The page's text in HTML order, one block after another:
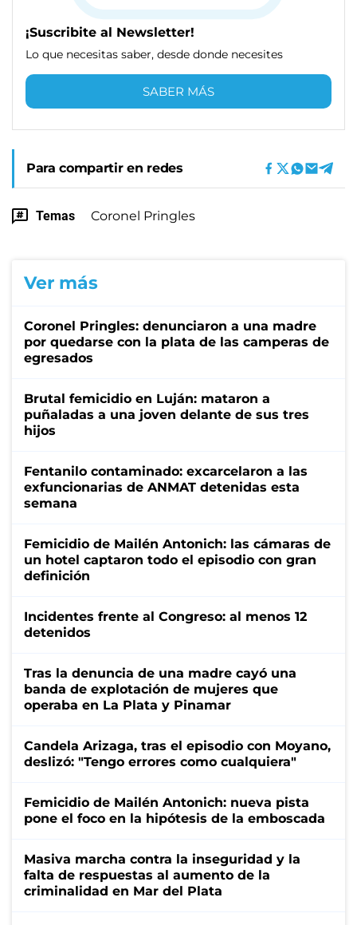
¡Suscribite al Newsletter!
Lo que necesitas saber, desde donde necesites
SABER MÁS
Para compartir en redes
Temas Coronel Pringles
Ver más
Coronel Pringles: denunciaron a una madre
por quedarse con la plata de las camperas de
egresados
Brutal femicidio en Luján: mataron a
puñaladas a una joven delante de sus tres
hijos
Fentanilo contaminado: excarcelaron a las
exfuncionarias de ANMAT detenidas esta
semana
Femicidio de Mailén Antonich: las cámaras de
un hotel captaron todo el episodio con gran
definición
Incidentes frente al Congreso: al menos 12
detenidos
Tras la denuncia de una madre cayó una
banda de explotación de mujeres que
operaba en La Plata y Pinamar
Candela Arizaga, tras el episodio con Moyano,
deslizó: "Tengo errores como cualquiera"
Femicidio de Mailén Antonich: nueva pista
pone el foco en la hipótesis de la emboscada
Masiva marcha contra la inseguridad y la
falta de respuestas al aumento de la
criminalidad en Mar del Plata